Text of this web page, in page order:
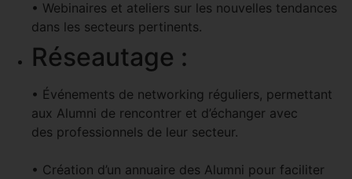
• Webinaires et ateliers sur les nouvelles tendances
dans les secteurs pertinents.
Réseautage :
• Événements de networking réguliers, permettant
aux Alumni de rencontrer et d’échanger avec
des professionnels de leur secteur.
• Création d’un annuaire des Alumni pour faciliter